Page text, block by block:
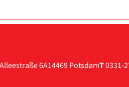
6A14469 PotsdamT0331-